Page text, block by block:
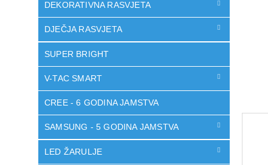
DEKORATIVNA RASVJETA
DJEČJA RASVJETA
SUPER BRIGHT
V-TAC SMART
CREE - 6 GODINA JAMSTVA
SAMSUNG - 5 GODINA JAMSTVA
LED ŽARULJE